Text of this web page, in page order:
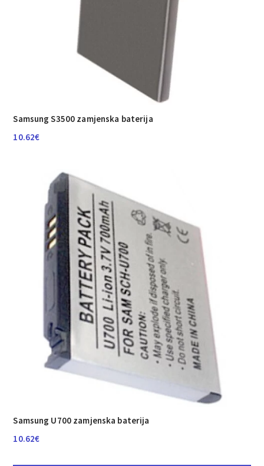
Samsung S3500 zamjenska baterija
10.62€
Samsung U700 zamjenska baterija
10.62€